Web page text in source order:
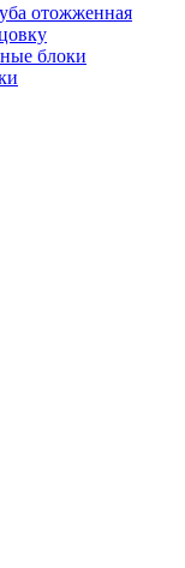
отожженная
блоки